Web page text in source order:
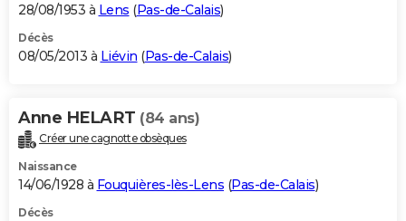
28/08/1953 à Lens (Pas-de-Calais)
Décès
08/05/2013 à Liévin (Pas-de-Calais)
Anne HELART (84 ans)
Créer une cagnotte obsèques
Naissance
14/06/1928 à Fouquières-lès-Lens (Pas-de-Calais)
Décès